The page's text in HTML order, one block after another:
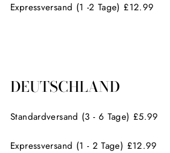
Expressversand (1 -2 Tage) £12.99
DEUTSCHLAND
Standardversand (3 - 6 Tage) £5.99
Expressversand (1 - 2 Tage) £12.99